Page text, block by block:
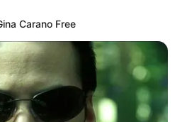
uma boa opção se você
pode usar o mesmo
Coca-cola se quiser
parecido com o
Carano Free